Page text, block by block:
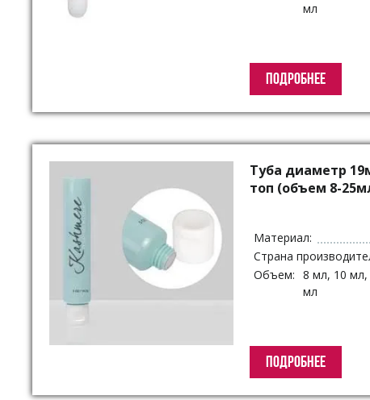
мл
ПОДРОБНЕЕ
Туба диаметр
топ (объем 8-
Материал:
Страна
Объем: 8 мл, 10
мл
ПОДРОБНЕЕ